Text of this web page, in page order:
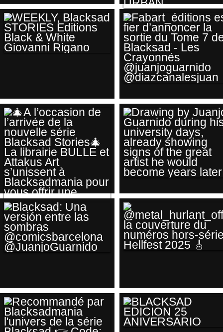
INTERNATIONAL DE
SAN DIEGO 1ER AU
4 OCTOBRE 2026
#JUANJO
PROCHAINEMENT
AGNÈS DESARTHE
ET JUANJO
GUARNIDO
(DERNIER
CROQUE-MITAINE)
À PARAÎTRE LE 16
OCTOBRE 2026 ✨
ÉDITIONS LITTLE
URBAN
BLACKSAD
STORIES EDITIONS
BLACK & WHITE
GIOVANNI RIGANO
FABART_ÉDITIONS
EST FIER
D’ANNONCER LA
SORTIE DU TOME 7
DE BLACKSAD -
NOUVELLE SÉRIE
BLACKSAD
STORIES🎄LA
LIBRAIRIE BULLE
DRAWING BY
JUANJO GUARNIDO
DURING HIS
UNIVERSITY DAYS,
OF THE GREAT
ARTIST HE WOULD
BECOME YEARS
VERSIÓN ENTRE
LAS SOMBRAS
@COMICSBARCELONA
LA COUVERTURE
DU NUMÉROS
HORS-SÉRIE